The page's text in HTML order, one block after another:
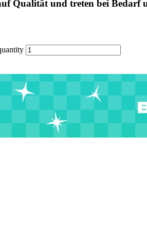
Qualität und treten bei Bedarf